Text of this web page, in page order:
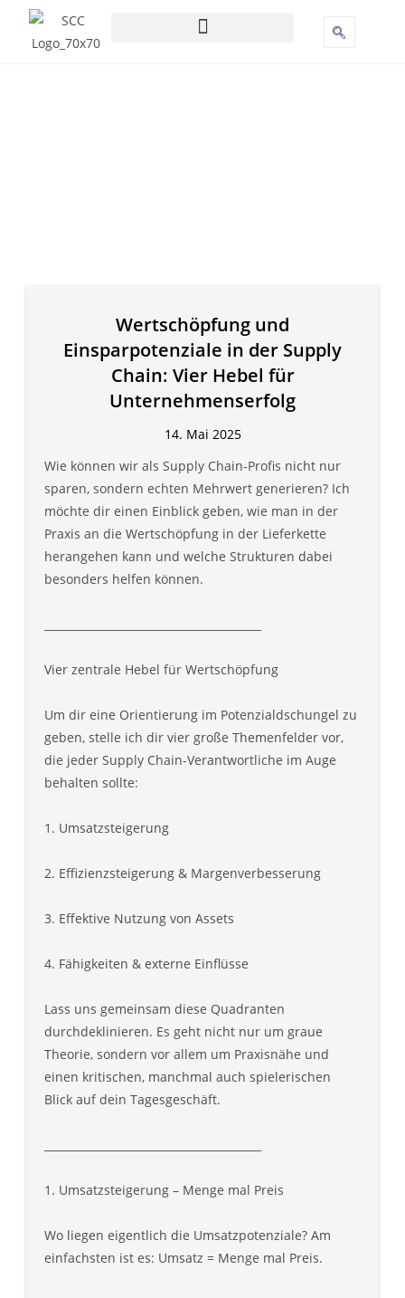
Wertschöpfung und
Einsparpotenziale in der Supply
Chain: Vier Hebel für
Unternehmenserfolg
14. Mai 2025
Wie können wir als Supply Chain-Profis nicht nur
sparen, sondern echten Mehrwert generieren? Ich
möchte dir einen Einblick geben, wie man in der
Praxis an die Wertschöpfung in der Lieferkette
herangehen kann und welche Strukturen dabei
besonders helfen können.
Vier zentrale Hebel für Wertschöpfung
Um dir eine Orientierung im Potenzialdschungel zu
geben, stelle ich dir vier große Themenfelder vor,
die jeder Supply Chain-Verantwortliche im Auge
behalten sollte:
1. Umsatzsteigerung
2. Effizienzsteigerung & Margenverbesserung
3. Effektive Nutzung von Assets
4. Fähigkeiten & externe Einflüsse
Lass uns gemeinsam diese Quadranten
durchdeklinieren. Es geht nicht nur um graue
Theorie, sondern vor allem um Praxisnähe und
einen kritischen, manchmal auch spielerischen
Blick auf dein Tagesgeschäft.
1. Umsatzsteigerung – Menge mal Preis
Wo liegen eigentlich die Umsatzpotenziale? Am
einfachsten ist es: Umsatz = Menge mal Preis.